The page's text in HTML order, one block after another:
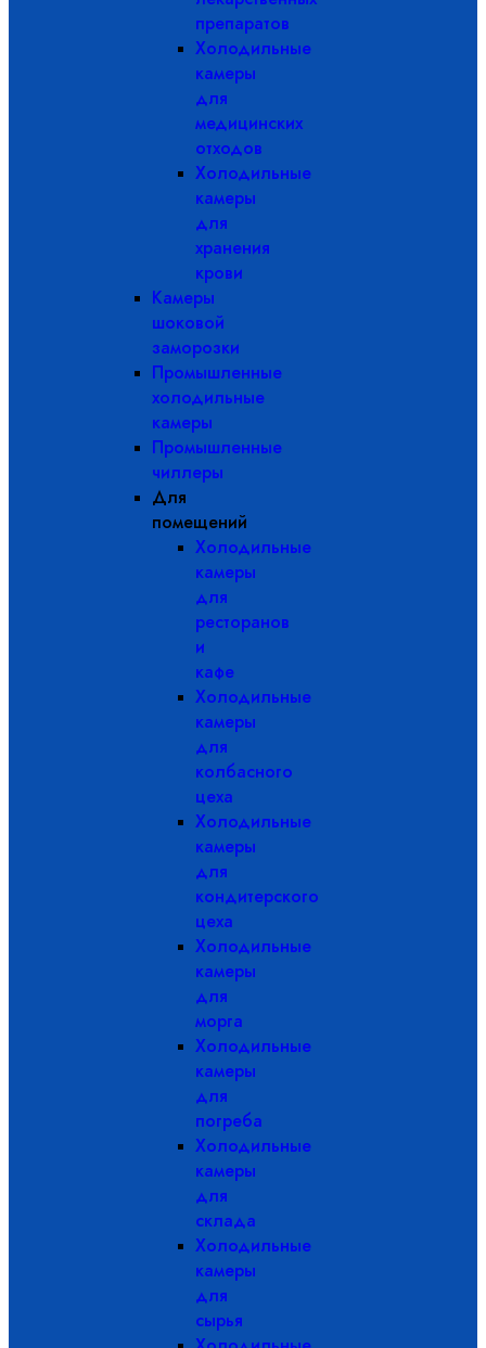
препаратов
Холодильные
камеры
для
медицинских
отходов
Холодильные
камеры
для
хранения
крови
Камеры
шоковой
заморозки
Промышленные
холодильные
камеры
Промышленные
чиллеры
Для
помещений
Холодильные
камеры
для
ресторанов
и
кафе
Холодильные
камеры
для
колбасного
цеха
Холодильные
камеры
для
кондитерского
цеха
Холодильные
камеры
для
морга
Холодильные
камеры
для
погреба
Холодильные
камеры
для
склада
Холодильные
камеры
для
сырья